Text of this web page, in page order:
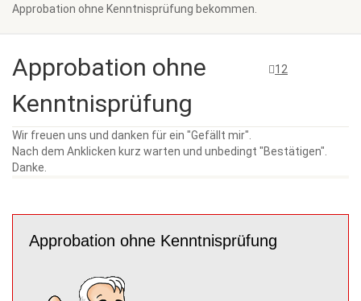
Approbation ohne Kenntnisprüfung bekommen.
12
Approbation ohne
Kenntnisprüfung
Wir freuen uns und danken für ein "Gefällt mir".
Nach dem Anklicken kurz warten und unbedingt "Bestätigen".
Danke.
Approbation ohne Kenntnisprüfung